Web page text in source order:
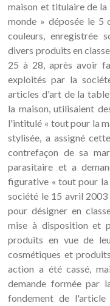
maison et titulaire de la
monde » déposée le 5
couleurs, enregistrée
divers produits en
25 à 28, après avoir
exploités par la
articles d'art de la
la maison, utilisaient
l'intitulé « tout pour la
stylisée, a assigné
contrefaçon de sa
parasitaire et a
figurative « tout pour la
société le 15 avril
pour désigner en
mise à disposition et
produits en vue de
cosmétiques et
action a été cassé,
demande formée par
fondement de